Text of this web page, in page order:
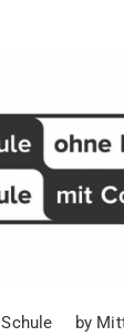
Schule by